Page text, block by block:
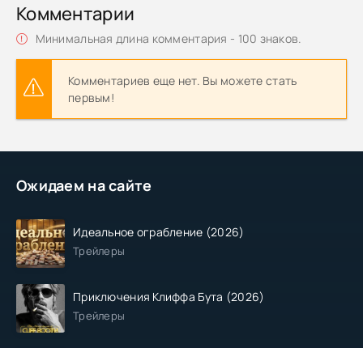
Ожидаем на сайте
Идеальное ограбление (2026)
Трейлеры
Приключения Клиффа Бута (2026)
Трейлеры
Комментарии
Минимальная длина комментария - 100 знаков.
Комментариев еще нет. Вы можете стать
первым!